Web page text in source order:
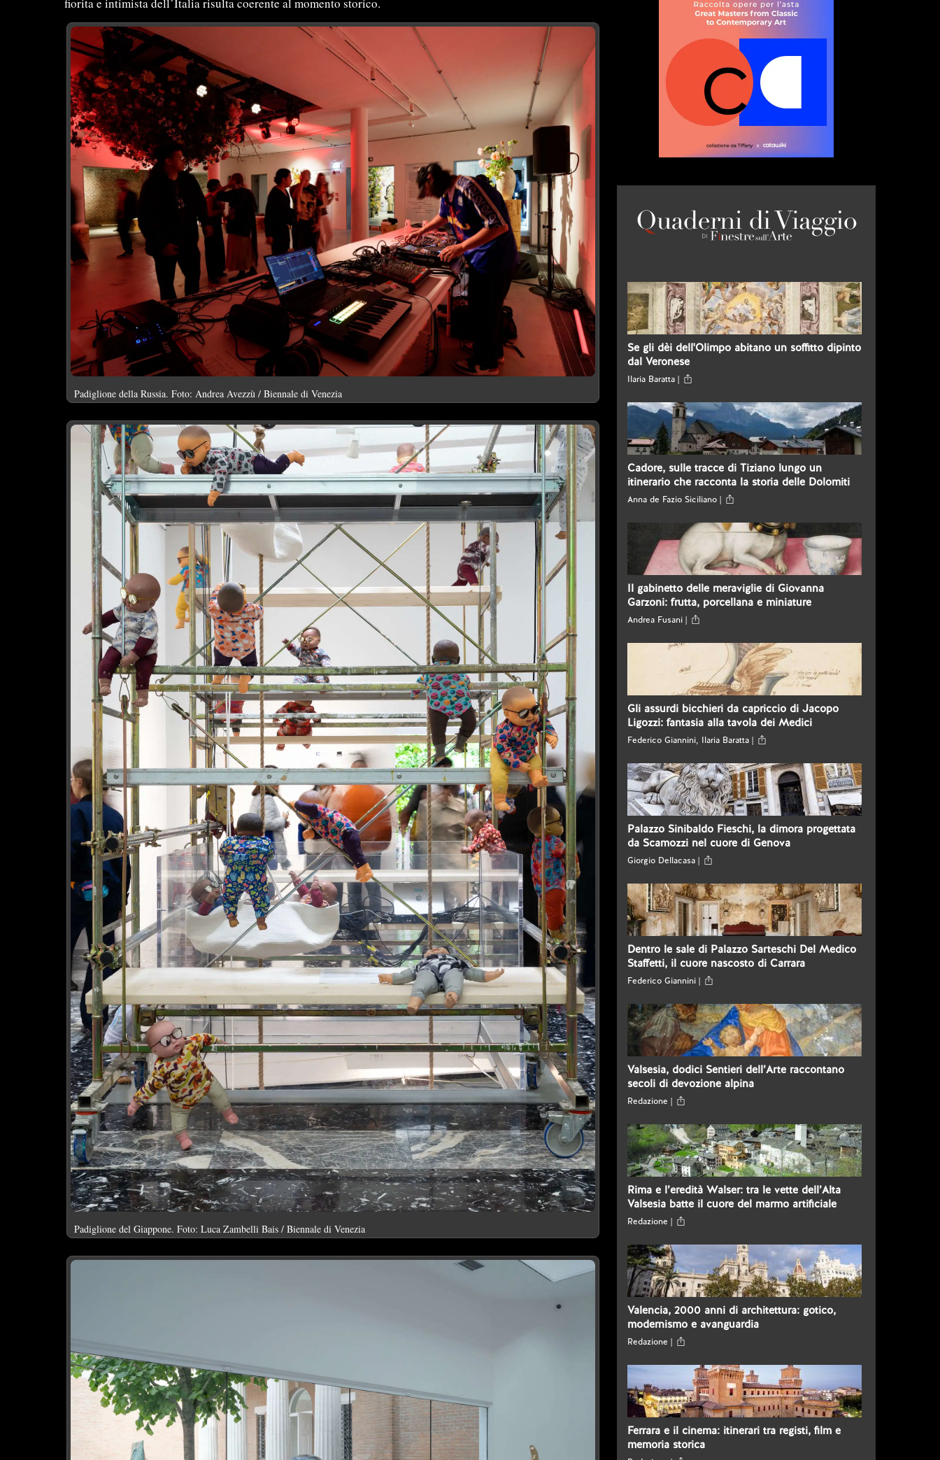
fiorita e intimista dell’Italia risulta coerente al momento storico.
Padiglione della Russia. Foto: Andrea Avezzù / Biennale di Venezia
Padiglione del Giappone. Foto: Luca Zambelli Bais / Biennale di Venezia
Se gli dèi dell'Olimpo abitano un soffitto dipinto
dal Veronese
Ilaria Baratta |
Cadore, sulle tracce di Tiziano lungo un
itinerario che racconta la storia delle Dolomiti
Anna de Fazio Siciliano |
Il gabinetto delle meraviglie di Giovanna
Garzoni: frutta, porcellana e miniature
Andrea Fusani |
Gli assurdi bicchieri da capriccio di Jacopo
Ligozzi: fantasia alla tavola dei Medici
Federico Giannini, Ilaria Baratta |
Palazzo Sinibaldo Fieschi, la dimora progettata
da Scamozzi nel cuore di Genova
Giorgio Dellacasa |
Dentro le sale di Palazzo Sarteschi Del Medico
Staffetti, il cuore nascosto di Carrara
Federico Giannini |
Valsesia, dodici Sentieri dell’Arte raccontano
secoli di devozione alpina
Redazione |
Rima e l’eredità Walser: tra le vette dell’Alta
Valsesia batte il cuore del marmo artificiale
Redazione |
Valencia, 2000 anni di architettura: gotico,
modernismo e avanguardia
Redazione |
Ferrara e il cinema: itinerari tra registi, film e
memoria storica